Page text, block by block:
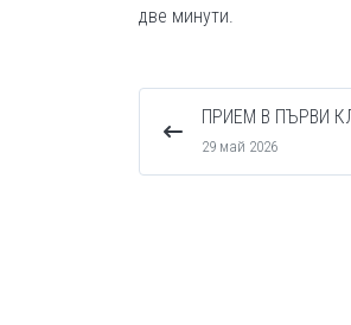
две минути.
ПРИЕМ В ПЪРВИ
29 май 2026